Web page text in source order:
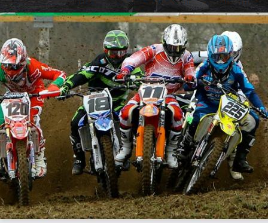
accéder à la billetterie